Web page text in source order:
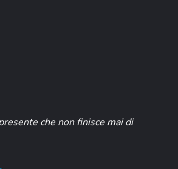
che non finisce mai di